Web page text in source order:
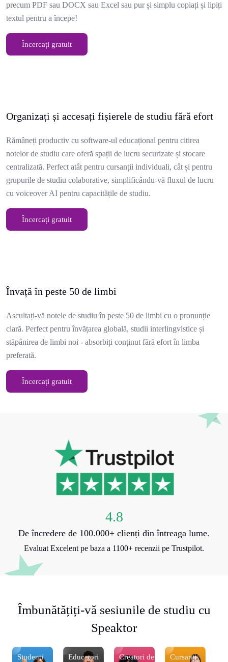
precum PDF sau DOCX sau Excel sau pur și simplu copiați și lipiți
textul pentru a începe!
Încercați gratuit
Organizați și accesați fișierele de studiu fără efort
Rămâneți productiv cu software-ul educațional pentru citirea
notelor de studiu care oferă spații de lucru securizate și stocare
centralizată. Perfect atât pentru cursanții individuali, cât și pentru
grupurile de studiu colaborative, simplificându-vă fluxul de lucru
cu voiceover AI pentru capacitățile de studiu.
Încercați gratuit
Învață în peste 50 de limbi
Ascultați-vă notele de studiu în peste 50 de limbi cu o pronunție
clară. Perfect pentru învățarea globală, studii interlingvistice și
stăpânirea de limbi noi - absorbiți conținut fără efort în limba
preferată.
Încercați gratuit
4.8
De încredere de 100.000+ clienți din întreaga lume.
Evaluat Excelent pe baza a 1100+ recenzii pe Trustpilot.
Îmbunătățiți-vă sesiunile de studiu cu
Speaktor
Studenţi Educatori Creatori de Cursanți